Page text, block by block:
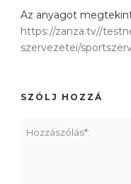
Az anyagot
https://zanza.tv//
szervezetei/
SZÓLJ HOZZÁ